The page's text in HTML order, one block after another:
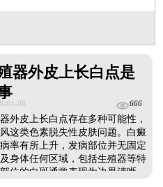
器外皮上长白点是
01-08 666
外皮上长白点存在多种可能性，
这类色素脱失性皮肤问题。白癜
率有所上升，发病部位并无固定
身体任何区域，包括生殖器等特
位的白斑通常表现为边界清晰、